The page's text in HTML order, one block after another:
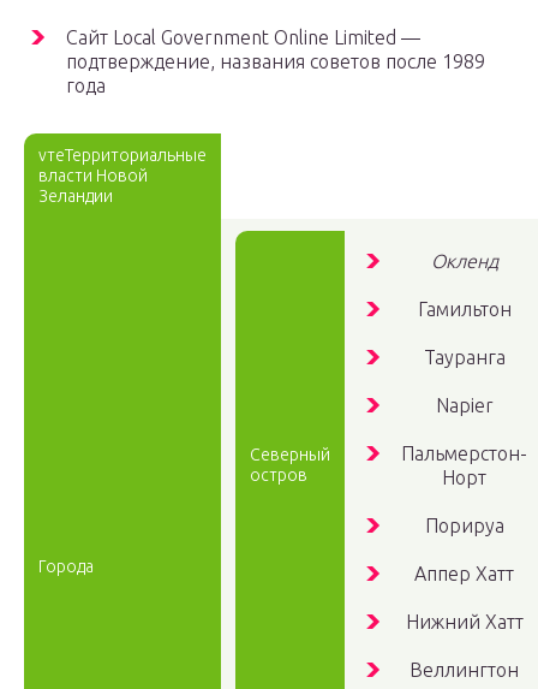
Сайт Local Government Online Limited —
подтверждение, названия советов после 1989
года
vтеТерриториальные
власти Новой
Зеландии
Города
Северный
остров
Окленд
Гамильтон
Тауранга
Napier
Пальмерстон-
Норт
Порируа
Аппер Хатт
Нижний Хатт
Веллингтон